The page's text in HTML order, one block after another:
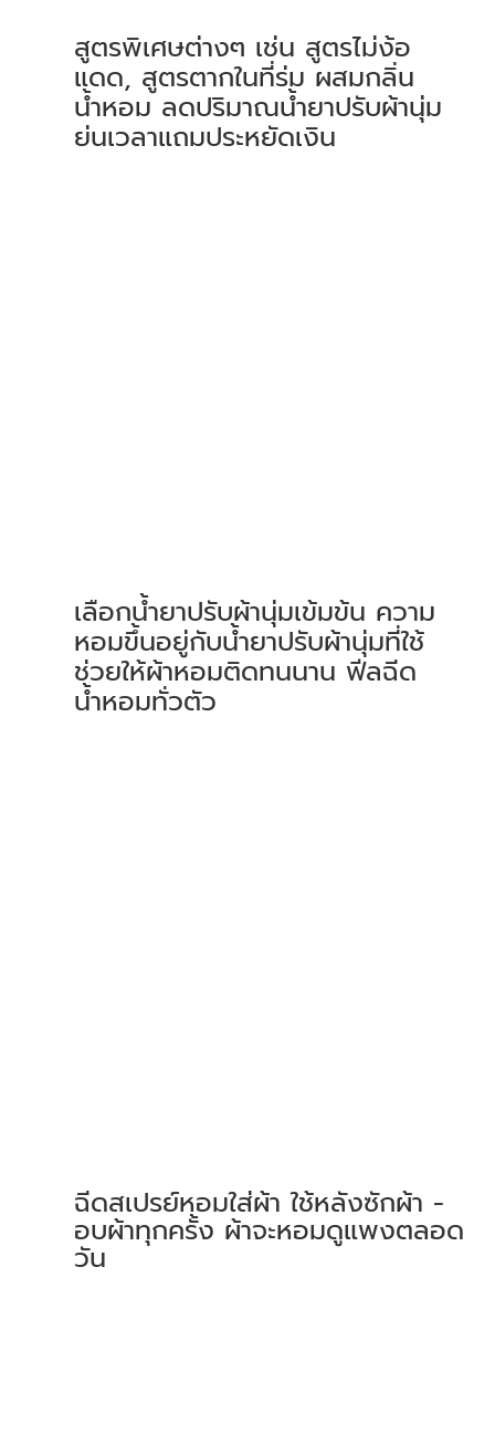
สูตรพิเศษต่างๆ เช่น สูตรไม่ง้อ
แดด, สูตรตากในที่ร่ม ผสมกลิ่น
น้ำหอม ลดปริมาณน้ำยาปรับผ้านุ่ม
ย่นเวลาแถมประหยัดเงิน
เลือกน้ำยาปรับผ้านุ่มเข้มข้น ความ
หอมขึ้นอยู่กับน้ำยาปรับผ้านุ่มที่ใช้
ช่วยให้ผ้าหอมติดทนนาน ฟีลฉีด
น้ำหอมทั่วตัว
ฉีดสเปรย์หอมใส่ผ้า ใช้หลังซักผ้า -
อบผ้าทุกครั้ง ผ้าจะหอมดูแพงตลอด
วัน